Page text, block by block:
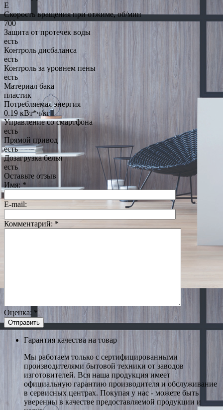
E
Скорость вращения при отжиме, об/мин
700
Защита от протечек воды
есть
Контроль дисбаланса
есть
Контроль за уровнем пены
есть
Материал бака
пластик
Потребляемая энергия
0.19 кВт*ч/кг
Управление со смартфона
есть
Прямой привод
есть
Дозагрузка белья
есть
Оставьте отзыв
Имя: *
E-mail:
Комментарий: *
Оценка: *
Гарантия качества на товар
Мы работаем только с сертифицированными
производителями бытовой техники от заводов
изготовителей. Вся наша продукция имеет
официальную гарантию производителя и обслуживание
в сервисных центрах. Покупая у нас - можете быть
уверенны в качестве предоставляемой продукции и